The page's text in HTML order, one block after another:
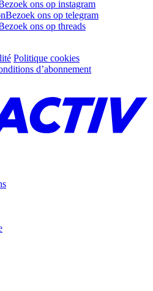
ons op instagram
Bezoek ons op telegram
ons op threads
Politique cookies
d’abonnement